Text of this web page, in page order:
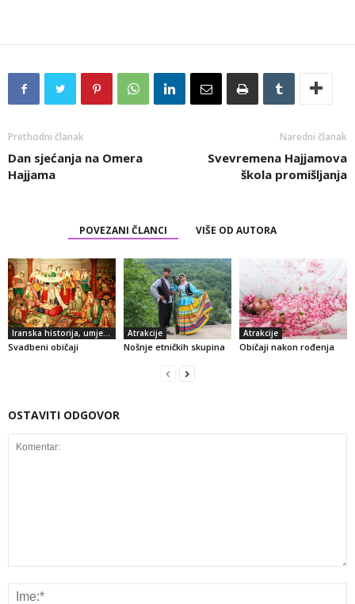
Prethodni članak
Dan sjećanja na Omera
Hajjama
Naredni članak
Svevremena Hajjamova
škola promišljanja
POVEZANI ČLANCI VIŠE OD AUTORA
Svadbeni običaji
Atrakcije
Nošnje etničkih skupina
Atrakcije
Običaji nakon rođenja
OSTAVITI ODGOVOR